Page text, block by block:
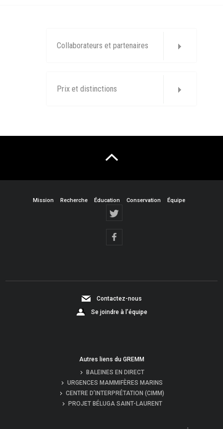
Collaborateurs et partenaires
Prix et distinctions
Mission Recherche Éducation Conservation Équipe
Contactez-nous
Se joindre à l’équipe
Autres liens du GREMM
BALEINES EN DIRECT
URGENCES MAMMIFÈRES MARINS
CENTRE D’INTERPRÉTATION (CIMM)
PROJET BÉLUGA SAINT-LAURENT